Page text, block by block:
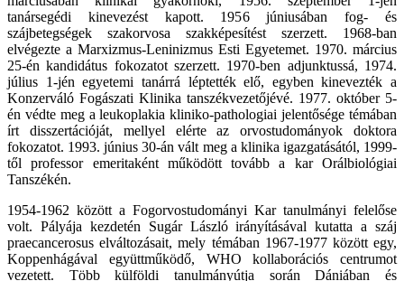
tanársegédi kinevezést kapott. 1956 júniusában fog- és
szájbetegségek szakorvosa szakképesítést szerzett. 1968-ban
elvégezte a Marxizmus-Leninizmus Esti Egyetemet. 1970. március
25-én kandidátus fokozatot szerzett. 1970-ben adjunktussá, 1974.
július 1-jén egyetemi tanárrá léptették elő, egyben kinevezték a
Konzerváló Fogászati Klinika tanszékvezetőjévé. 1977. október 5-
én védte meg a leukoplakia kliniko-pathologiai jelentősége témában
írt disszertációját, mellyel elérte az orvostudományok doktora
fokozatot. 1993. június 30-án vált meg a klinika igazgatásától, 1999-
től professor emeritaként működött tovább a kar Orálbiológiai
Tanszékén.
1954-1962 között a Fogorvostudományi Kar tanulmányi felelőse
volt. Pályája kezdetén Sugár László irányításával kutatta a száj
praecancerosus elváltozásait, mely témában 1967-1977 között egy,
Koppenhágával együttműködő, WHO kollaborációs centrumot
vezetett. Több külföldi tanulmányútja során Dániában és